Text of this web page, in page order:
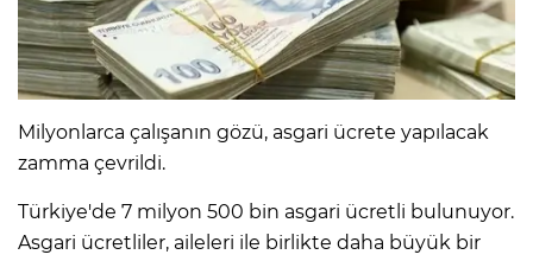
Milyonlarca çalışanın gözü, asgari ücrete yapılacak
zamma çevrildi.
Türkiye'de 7 milyon 500 bin asgari ücretli bulunuyor.
Asgari ücretliler, aileleri ile birlikte daha büyük bir